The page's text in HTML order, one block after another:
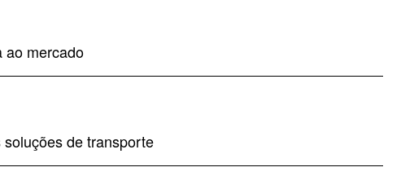
ao mercado
de transporte